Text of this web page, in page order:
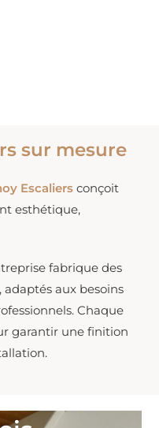
sur mesure
Escaliers conçoit
esthétique,
fabrique des
, adaptés aux besoins
Chaque
garantir une finition